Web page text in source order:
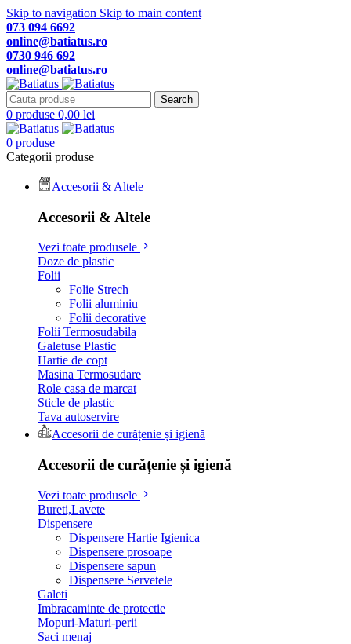
Skip to navigation Skip to main content
073 094 6692
online@batiatus.ro
0730 946 692
online@batiatus.ro
Search
0 produse 0,00 lei
0 produse
Categorii produse
Accesorii & Altele
Accesorii & Altele
Vezi toate produsele
Doze de plastic
Folii
Folie Strech
Folii aluminiu
Folii decorative
Folii Termosudabila
Galetuse Plastic
Hartie de copt
Masina Termosudare
Role casa de marcat
Sticle de plastic
Tava autoservire
Accesorii de curățenie și igienă
Accesorii de curățenie și igienă
Vezi toate produsele
Bureti,Lavete
Dispensere
Dispensere Hartie Igienica
Dispensere prosoape
Dispensere sapun
Dispensere Servetele
Galeti
Imbracaminte de protectie
Mopuri-Maturi-perii
Saci menaj